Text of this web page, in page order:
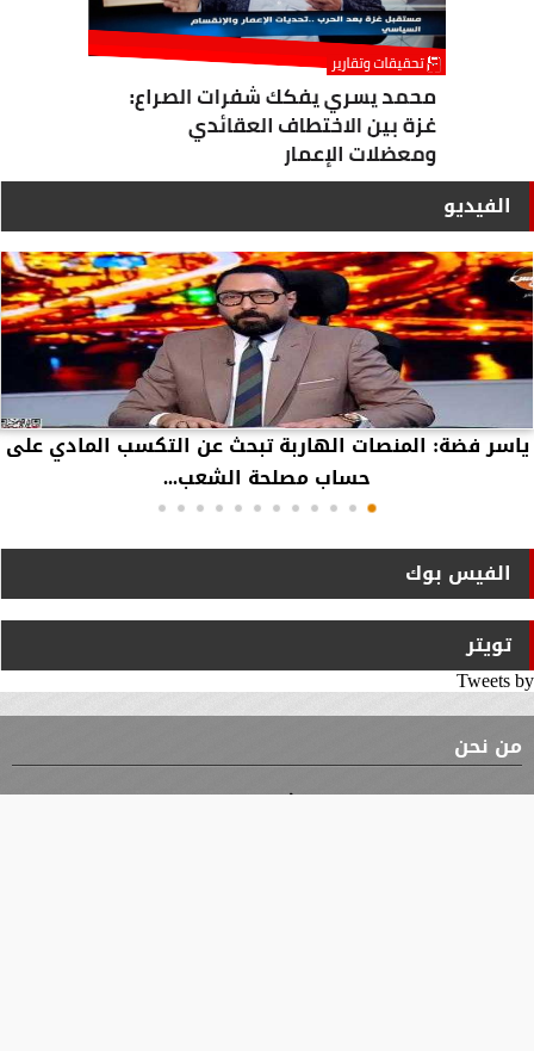
الفيديو
ياسر فضة: المنصات الهاربة تبحث عن التكسب المادي على
حساب مصلحة الشعب...
الفيس بوك
تويتر
Tweets by
من نحن